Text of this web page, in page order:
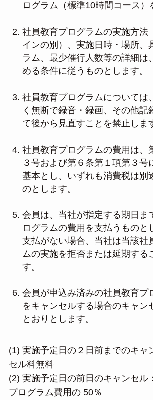
ログラム（標準10時間コース）
社員教育プログラムの実施方法
インの別）、実施日時・場所、
ラム、最少催行人数等の詳細は
める条件に従うものとします。
社員教育プログラムについては
く無断で録音・録画、その他記
て後から見直すことを禁止しま
社員教育プログラムの費用は、
３号および第６条第１項第３号
基本とし、いずれも消費税は別
のとします。
会員は、当社が指定する期日ま
ログラムの費用を支払うものと
支払がない場合、当社は当該社
ムの実施を拒否または延期する
す。
会員が申込み済みの社員教育プ
をキャンセルする場合のキャン
とおりとします。
(1) 実施予定日の２日前までのキャ
セル料無料
(2) 実施予定日の前日のキャンセル
プログラム費用の 50％